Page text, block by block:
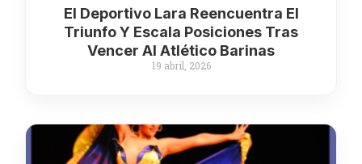
El Deportivo Lara Reencuentra El
Triunfo Y Escala Posiciones Tras
Vencer Al Atlético Barinas
19 abril, 2026